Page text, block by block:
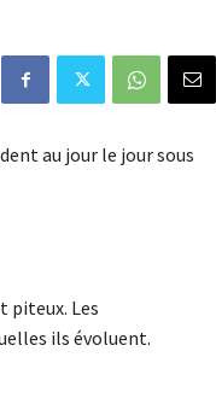
au jour le jour sous
piteux. Les
ils évoluent.